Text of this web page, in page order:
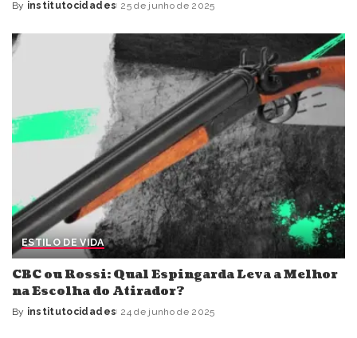
Posted
By institutocidades 25 de junho de 2025
ESTILO DE VIDA
CBC ou Rossi: Qual Espingarda Leva a Melhor
na Escolha do Atirador?
Posted
By institutocidades 24 de junho de 2025